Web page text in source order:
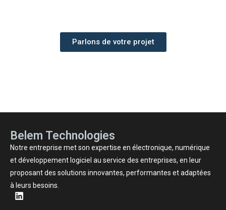
Parlons de votre projet
Belem Technologies
Notre entreprise met son expertise en électronique, numérique
et développement logiciel au service des entreprises, en leur
proposant des solutions innovantes, performantes et adaptées
à leurs besoins.